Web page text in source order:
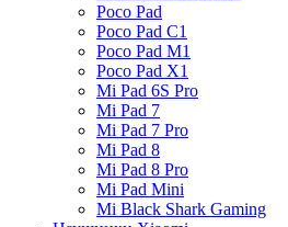
Poco Pad
Poco Pad C1
Poco Pad M1
Poco Pad X1
Mi Pad 6S Pro
Mi Pad 7
Mi Pad 7 Pro
Mi Pad 8
Mi Pad 8 Pro
Mi Pad Mini
Mi Black Shark Gaming